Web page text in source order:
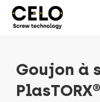
Goujon à
PlasTORX®